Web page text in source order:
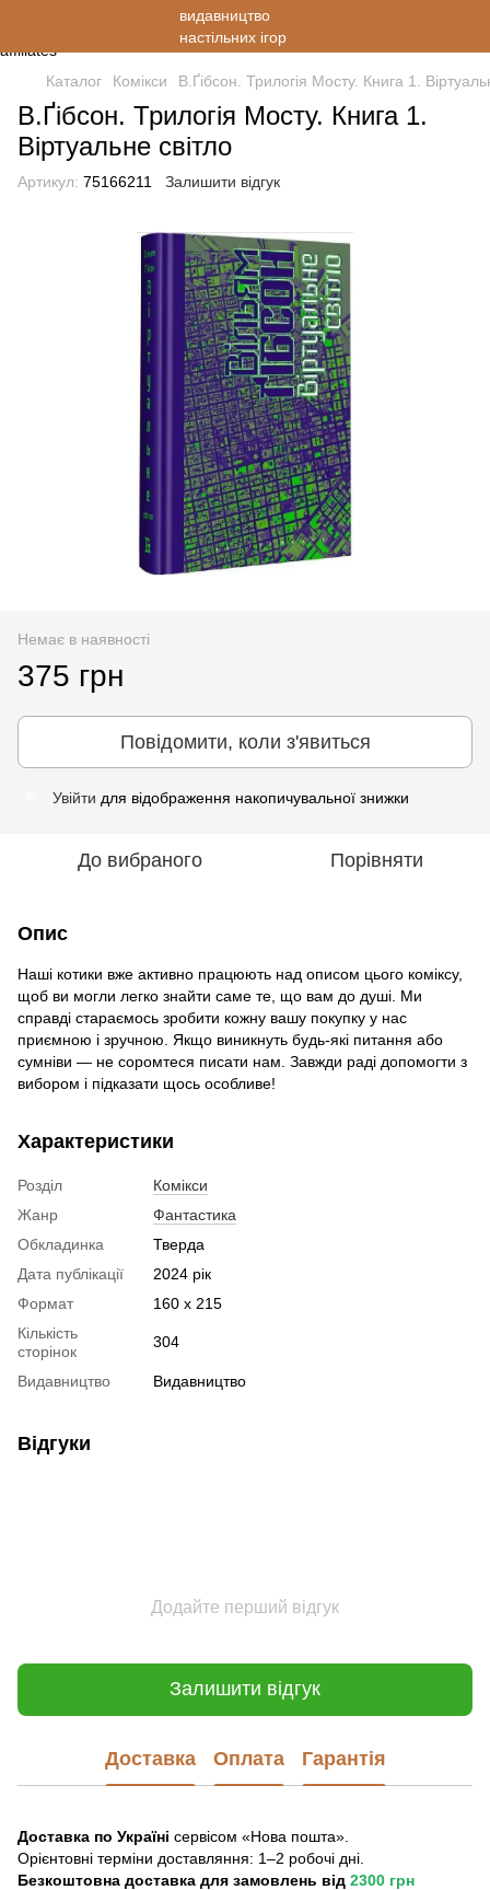
Каталог Комікси В.Ґібсон. Трилогія Мосту. Книга 1.
В.Ґібсон. Трилогія Мосту. Книга 1.
Віртуальне світло
Артикул: 75166211 Залишити відгук
Немає в наявності
375 грн
Повідомити, коли з'явиться
Увійти для відображення накопичувальної знижки
До вибраного Порівняти
Опис
Наші котики вже активно працюють над описом цього коміксу,
щоб ви могли легко знайти саме те, що вам до душі. Ми
справді стараємось зробити кожну вашу покупку у нас
приємною і зручною. Якщо виникнуть будь-які питання або
сумніви — не соромтеся писати нам. Завжди раді допомогти з
вибором і підказати щось особливе!
Характеристики
Розділ
Комікси
Жанр
Фантастика
Обкладинка
Тверда
Дата публікації
2024 рік
Формат
160 x 215
Кількість
сторінок
304
Видавництво Видавництво
Відгуки
Додайте перший відгук
Залишити відгук
Доставка Оплата Гарантія
Доставка по Україні сервісом «Нова пошта».
Орієнтовні терміни доставляння: 1–2 робочі дні.
Безкоштовна доставка для замовлень від 2300 грн